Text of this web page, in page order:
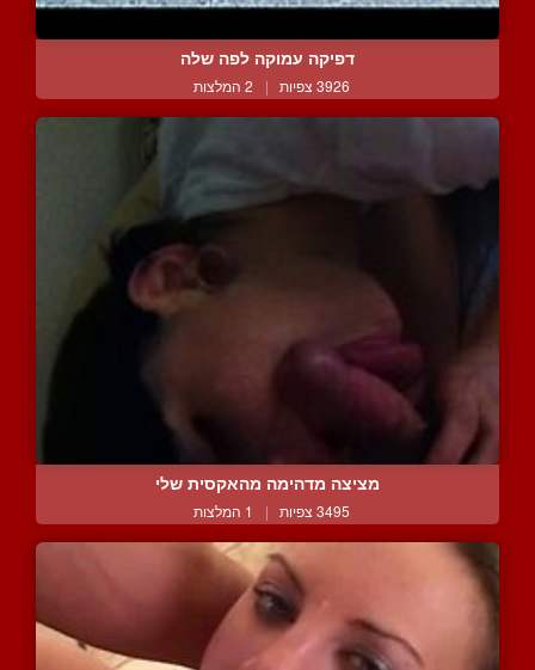
דפיקה עמוקה לפה שלה
3926 צפיות | 2 המלצות
מציצה מדהימה מהאקסית שלי
3495 צפיות | 1 המלצות